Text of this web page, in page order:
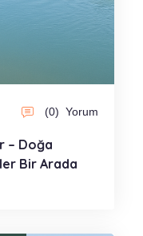
(0) Yorum
– Doğa
Bir Arada